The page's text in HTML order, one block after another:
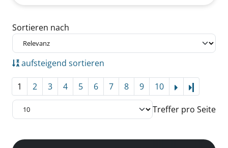
Zu den Suchfiltern springen
Sortieren nach
aufsteigend sortieren
1 2 3 4 5 6 7 8 9 10
Treffer pro Seite